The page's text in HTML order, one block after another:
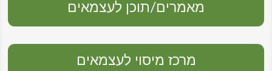
מאמרים/תוכן לעצמאים
מרכז מיסוי לעצמאים